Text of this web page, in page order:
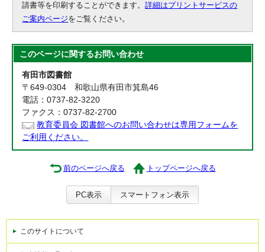
請書等を印刷することができます。詳細はプリントサービスの
ご案内ページをご覧ください。
このページに関するお問い合わせ
有田市図書館
〒649-0304 和歌山県有田市箕島46
電話：0737-82-3220
ファクス：0737-82-2700
教育委員会 図書館へのお問い合わせは専用フォームを
ご利用ください。
前のページへ戻る トップページへ戻る
PC表示 スマートフォン表示
このサイトについて